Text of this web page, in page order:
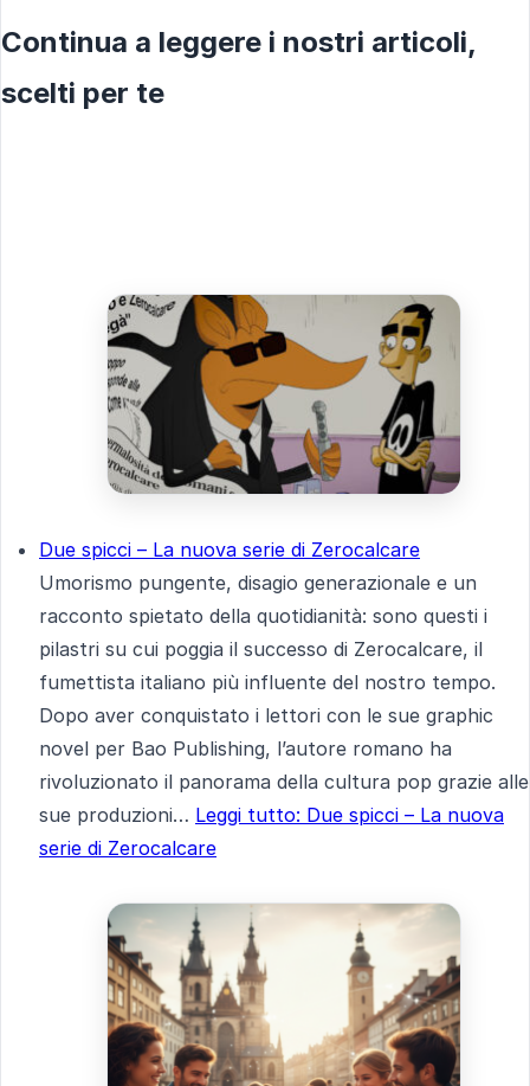
Continua a leggere i nostri articoli,
scelti per te
Due spicci – La nuova serie di Zerocalcare
Umorismo pungente, disagio generazionale e un
racconto spietato della quotidianità: sono questi i
pilastri su cui poggia il successo di Zerocalcare, il
fumettista italiano più influente del nostro tempo.
Dopo aver conquistato i lettori con le sue graphic
novel per Bao Publishing, l’autore romano ha
rivoluzionato il panorama della cultura pop grazie alle
sue produzioni… Leggi tutto: Due spicci – La nuova
serie di Zerocalcare